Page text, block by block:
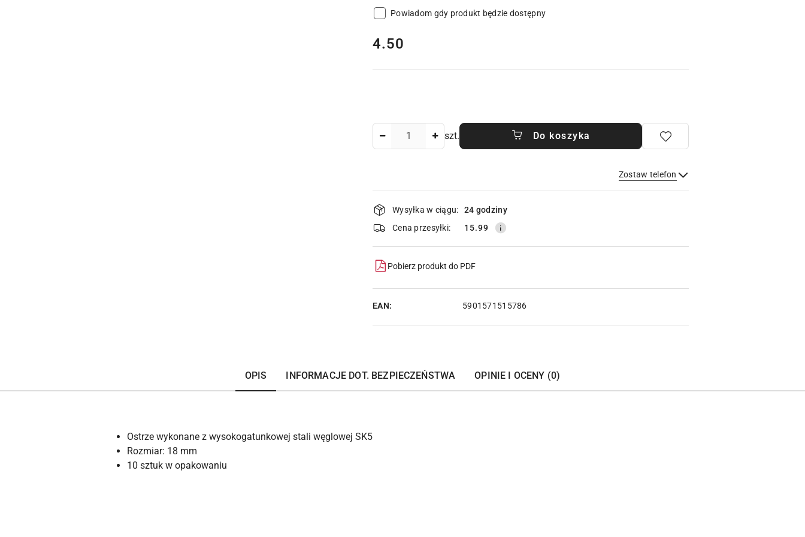
Powiadom gdy produkt będzie dostępny
cena:
4.50
szt. Do koszyka
Zostaw telefon
Wyślij
Dostępność
i
dostawa
Wysyłka w ciągu:
24 godziny
Cena przesyłki:
15.99
Pobierz produkt do PDF
EAN: 5901571515786
OPIS INFORMACJE DOT. BEZPIECZEŃSTWA OPINIE I OCENY (0)
Ostrze wykonane z wysokogatunkowej stali węglowej SK5
Rozmiar: 18 mm
10 sztuk w opakowaniu